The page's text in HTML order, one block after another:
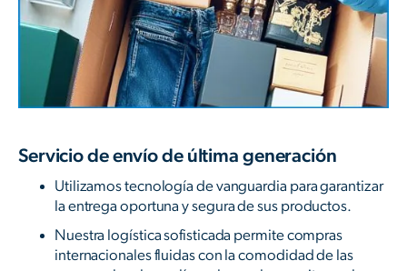
Servicio de envío de última generación
Utilizamos tecnología de vanguardia para garantizar
la entrega oportuna y segura de sus productos.
Nuestra logística sofisticada permite compras
internacionales fluidas con la comodidad de las